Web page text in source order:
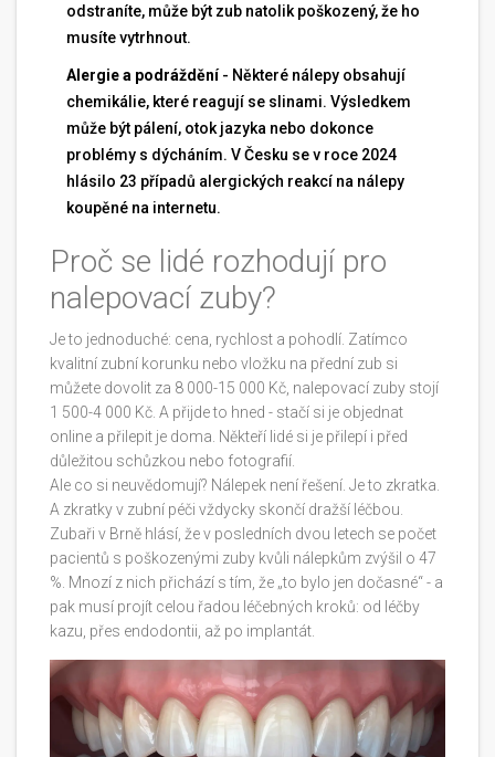
odstraníte, může být zub natolik poškozený, že ho
musíte vytrhnout.
Alergie a podráždění- Některé nálepy obsahují
chemikálie, které reagují se slinami. Výsledkem
může být pálení, otok jazyka nebo dokonce
problémy s dýcháním. V Česku se v roce 2024
hlásilo 23 případů alergických reakcí na nálepy
koupěné na internetu.
Proč se lidé rozhodují pro
nalepovací zuby?
Je to jednoduché: cena, rychlost a pohodlí. Zatímco
kvalitní zubní korunku nebo vložku na přední zub si
můžete dovolit za 8 000-15 000 Kč, nalepovací zuby stojí
1 500-4 000 Kč. A přijde to hned - stačí si je objednat
online a přilepit je doma. Někteří lidé si je přilepí i před
důležitou schůzkou nebo fotografií.
Ale co si neuvědomují? Nálepek není řešení. Je to zkratka.
A zkratky v zubní péči vždycky skončí dražší léčbou.
Zubaři v Brně hlásí, že v posledních dvou letech se počet
pacientů s poškozenými zuby kvůli nálepkům zvýšil o 47
%. Mnozí z nich přichází s tím, že „to bylo jen dočasné“ - a
pak musí projít celou řadou léčebných kroků: od léčby
kazu, přes endodontii, až po implantát.